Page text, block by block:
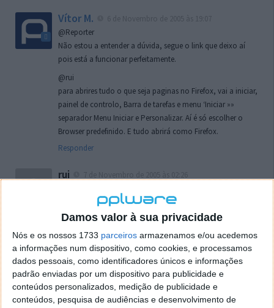
Damos valor à sua privacidade
Nós e os nossos 1733 parceiros armazenamos e/ou acedemos
a informações num dispositivo, como cookies, e processamos
dados pessoais, como identificadores únicos e informações
padrão enviadas por um dispositivo para publicidade e
conteúdos personalizados, medição de publicidade e
conteúdos, pesquisa de audiências e desenvolvimento de
Vítor M.
@Reporter
Não estou a entender a dúvida, segue o link que deixo aí
pois está a funcionar perfeitamente.
@rui
para abrires tudo o que seja paginas no Firefox, vai a iniciar,
painel de controlo, Barra de tarefas e menu ‘Iniciar »»
separador Menu Iniciar e Personalizar. Aí é só escolher o
Browser predefinido. E tudo abrirá como Firefox.
Responder
rui
localizaçao referida n se encontra la nada k me permita por
o firefox como browser predefenido
Ja percorri o painel
tentei apagar o explorer na tentativa de forçar o uso do
firefox mas em vao. Kaso te lembres de outra dica fico
agradecido, caso contrario obrigado a mesma
Responder